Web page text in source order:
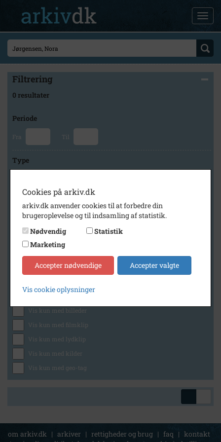
Filtrering
0 resultater
Periode
Fra Til
Type
Arkiv
Faxe Kommunes Arkiver
Generelt
Vis kun med billeder
Vis kun med filmklip
Vis kun med lydklip
Vis kun med kilder
Vis kun med geo-tag
om arkiv.dk | arkiver | rettigheder og brug | faq | kontakt
Cookies på arkiv.dk
arkiv.dk anvender cookies til at forbedre din
brugeroplevelse og til indsamling af statistik.
Nødvendig
Statistik
Marketing
Accepter nødvendige Accepter valgte
Vis cookie oplysninger